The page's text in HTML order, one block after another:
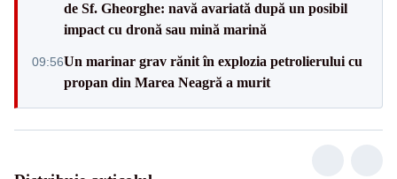
de Sf. Gheorghe: navă avariată după un posibil
impact cu dronă sau mină marină
09:56Un marinar grav rănit în explozia petrolierului cu
propan din Marea Neagră a murit